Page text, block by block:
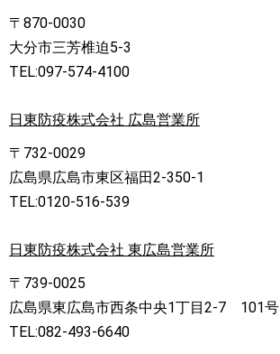
〒870-0030
大分市三芳椎迫5-3
TEL:097-574-4100
日東防疫株式会社 広島営業所
〒732-0029
広島県広島市東区福田2-350-1
TEL:0120-516-539
日東防疫株式会社 東広島営業所
〒739-0025
広島県東広島市西条中央1丁目2-7 101号
TEL:082-493-6640